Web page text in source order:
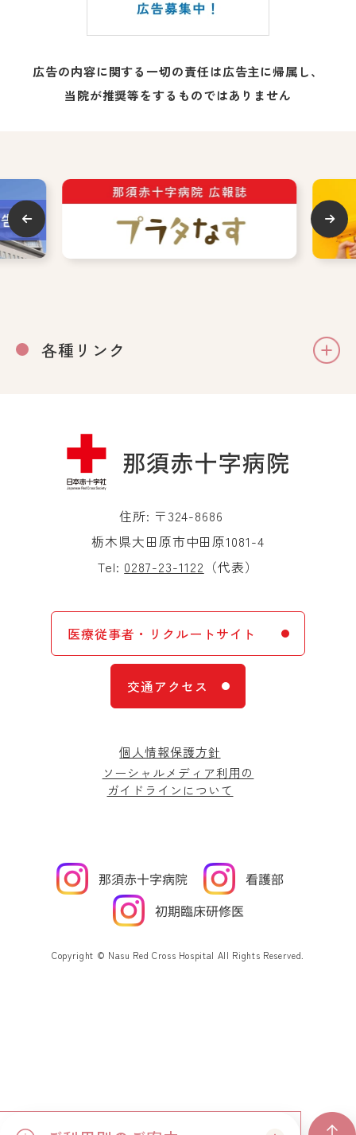
広告の内容に関する一切の責任は広告主に帰属し、
当院が推奨等をするものではありません
各種リンク
住所: 〒324-8686
栃木県大田原市中田原1081-4
Tel: 0287-23-1122 （代表）
医療従事者・リクルートサイト
交通アクセス
個人情報保護方針
ソーシャルメディア利用の
ガイドラインについて
Copyright © Nasu Red Cross Hospital All Rights Reserved.